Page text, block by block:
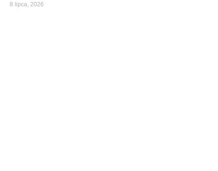
8 lipca, 2026